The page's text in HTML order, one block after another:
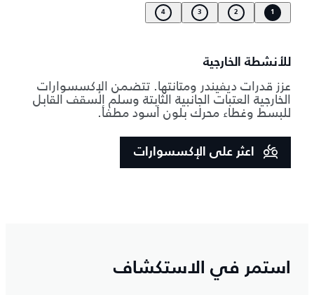
1
2
3
4
للأنشطة الخارجية
عزز قدرات ديفيندر ومتانتها. تتضمن الإكسسوارات
الخارجية العتبات الجانبية الثابتة وسلم السقف القابل
للبسط وغطاء محرك بلون أسود مطفأ.
اعثر على الإكسسوارات
استمر في الاستكشاف